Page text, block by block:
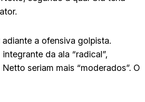
a ofensiva golpista.
da ala “radical”,
seriam mais “moderados”. O